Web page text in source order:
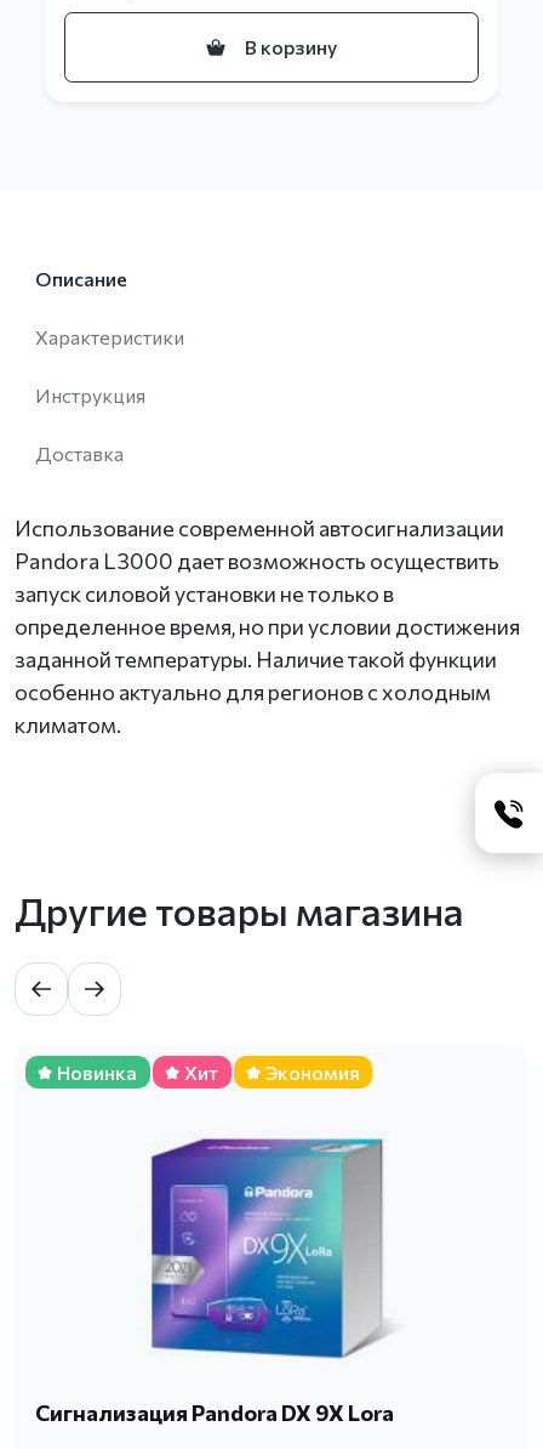
В корзину
Описание
Характеристики
Инструкция
Доставка
Использование современной автосигнализации
Pandora L3000 дает возможность осуществить
запуск силовой установки не только в
определенное время, но при условии достижения
заданной температуры. Наличие такой функции
особенно актуально для регионов с холодным
климатом.
Другие товары магазина
Новинка Хит Экономия
Сигнализация Pandora DX 9X Lora